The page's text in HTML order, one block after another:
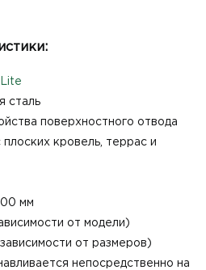
сталь
поверхностного отвода
кровель, террас и
мм
от модели)
от размеров)
непосредственно на